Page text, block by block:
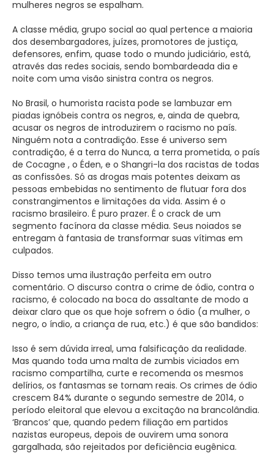
mulheres negros se espalham.
A classe média, grupo social ao qual pertence a maioria
dos desembargadores, juízes, promotores de justiça,
defensores, enfim, quase todo o mundo judiciário, está,
através das redes sociais, sendo bombardeada dia e
noite com uma visão sinistra contra os negros.
No Brasil, o humorista racista pode se lambuzar em
piadas ignóbeis contra os negros, e, ainda de quebra,
acusar os negros de introduzirem o racismo no país.
Ninguém nota a contradição. Esse é universo sem
contradição, é a terra do Nunca, a terra prometida, o país
de Cocagne , o Éden, e o Shangri-la dos racistas de todas
as confissões. Só as drogas mais potentes deixam as
pessoas embebidas no sentimento de flutuar fora dos
constrangimentos e limitações da vida. Assim é o
racismo brasileiro. É puro prazer. É o crack de um
segmento facínora da classe média. Seus noiados se
entregam à fantasia de transformar suas vítimas em
culpados.
Disso temos uma ilustração perfeita em outro
comentário. O discurso contra o crime de ódio, contra o
racismo, é colocado na boca do assaltante de modo a
deixar claro que os que hoje sofrem o ódio (a mulher, o
negro, o índio, a criança de rua, etc.) é que são bandidos:
Isso é sem dúvida irreal, uma falsificação da realidade.
Mas quando toda uma malta de zumbis viciados em
racismo compartilha, curte e recomenda os mesmos
delírios, os fantasmas se tornam reais. Os crimes de ódio
crescem 84% durante o segundo semestre de 2014, o
período eleitoral que elevou a excitação na brancolândia.
‘Brancos’ que, quando pedem filiação em partidos
nazistas europeus, depois de ouvirem uma sonora
gargalhada, são rejeitados por deficiência eugênica.